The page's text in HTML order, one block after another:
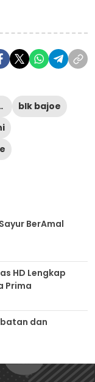
Ini
blk bajoe
BerAmal
HD Lengkap
Prima
dan